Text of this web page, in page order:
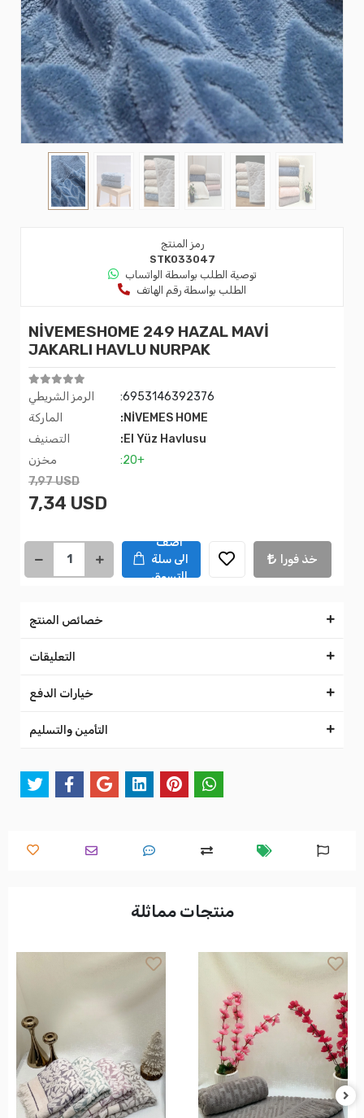
رمز المنتج
STK033047
توصية الطلب بواسطة الواتساب
الطلب بواسطة رقم الهاتف
NİVEMESHOME 249 HAZAL MAVİ
JAKARLI HAVLU NURPAK
الرمز الشريطي
:6953146392376
الماركة
:NİVEMES HOME
التصنيف
:El Yüz Havlusu
مخزن
:20+
7,97 USD
7,34 USD
اضف
الى سلة
التسوق
خذ فورا
خصائص المنتج
التعليقات
خيارات الدفع
التأمين والتسليم
منتجات مماثلة